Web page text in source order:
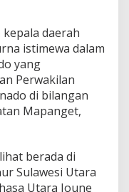
daerah
istimewa dalam
yang
Perwakilan
di bilangan
Mapanget,
berada di
Sulawesi Utara
Utara Joune